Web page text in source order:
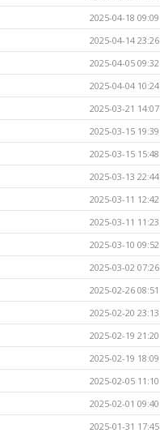
2025-04-18 09:09
2025-04-14 23:26
2025-04-05 09:32
2025-04-04 10:24
2025-03-21 14:07
2025-03-15 19:39
2025-03-15 15:48
2025-03-13 22:44
2025-03-11 12:42
2025-03-11 11:23
2025-03-10 09:52
2025-03-02 07:26
2025-02-26 08:51
2025-02-20 23:13
2025-02-19 21:20
2025-02-19 18:09
2025-02-05 11:10
2025-02-01 09:40
2025-01-31 17:45